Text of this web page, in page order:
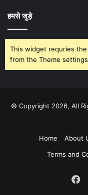
हमसे जुड़े
This widget requries
from the Theme
© Copyright 2026, All
Home
About
Terms and